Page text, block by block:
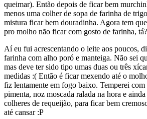
queimar). Então depois de ficar bem
menos uma colher de sopa de farinha de
mistura ficar bem douradinha. Agora tem
pro molho não ficar com gosto de farinha, tá?
Aí eu fui acrescentando o leite aos poucos,
farinha com alho poró e manteiga. Não sei
mas deve ter sido tipo umas duas ou três
medidas :( Então é ficar mexendo até o
fiz lentamente em fogo baixo. Temperei com
pimenta, noz moscada ralada na hora e
colheres de requeijão, para ficar bem
até cansar :P